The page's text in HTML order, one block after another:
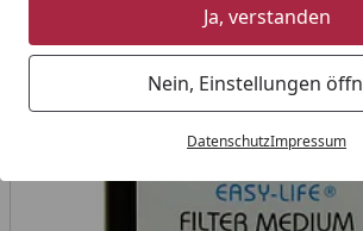
Ja, verstanden
Nein, Einstellungen
DatenschutzImpressum